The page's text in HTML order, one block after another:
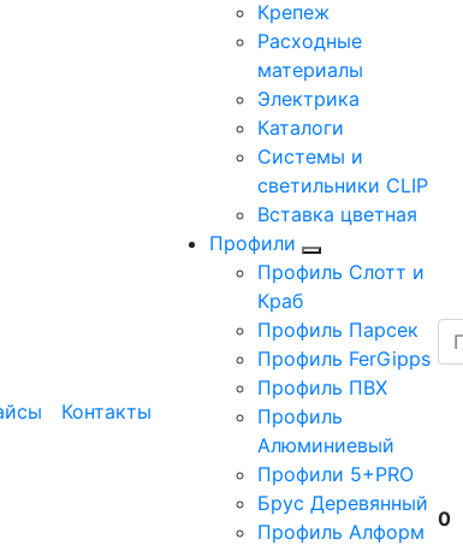
Контакты
Крепеж
Расходные
материалы
Электрика
Каталоги
Системы и
светильники CLIP
Вставка цветная
Профили
Профиль Слотт и
Краб
Профиль Парсек
Профиль FerGipps
Профиль ПВХ
Профиль
Алюминиевый
Профили 5+PRO
Брус Деревянный
Профиль Алформ
0